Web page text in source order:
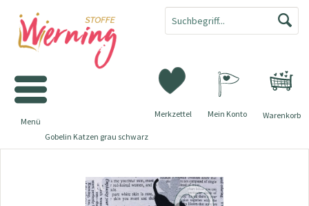
Warenkorb
Merkzettel Mein Konto
Menü
Gobelin Katzen grau schwarz